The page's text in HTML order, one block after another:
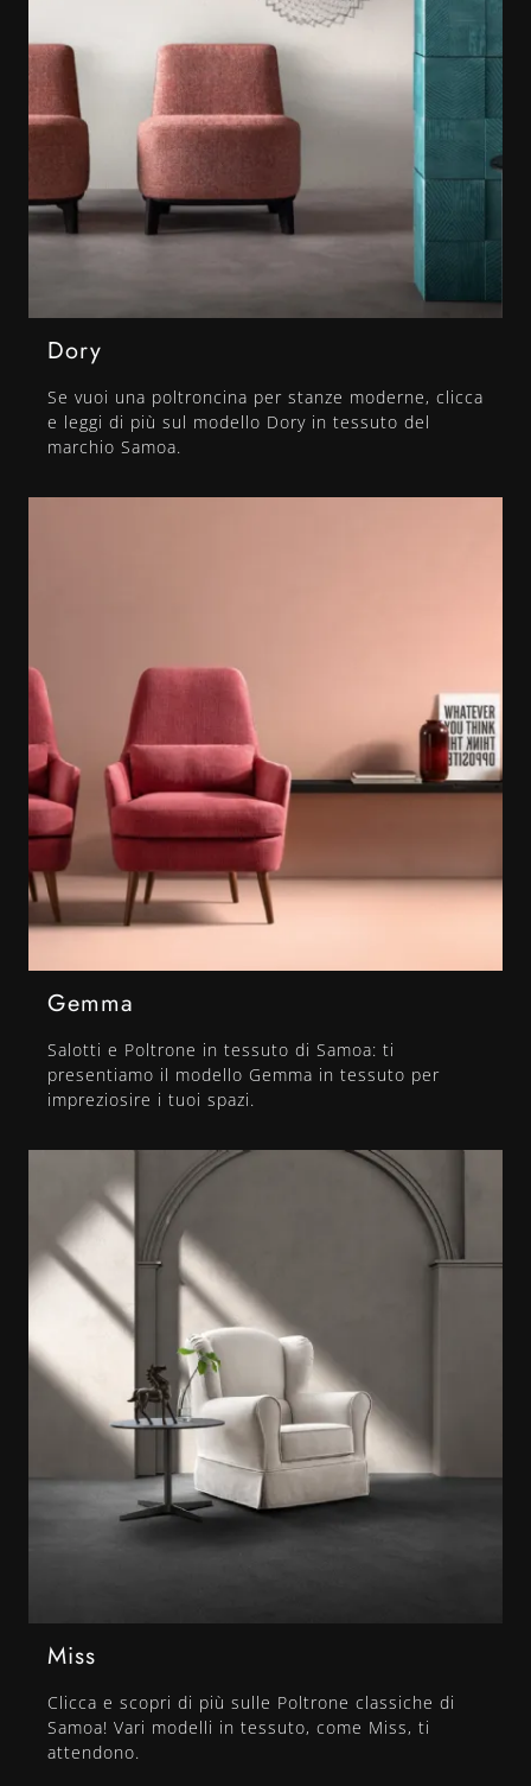
Dory
Se vuoi una poltroncina per stanze moderne, clicca
e leggi di più sul modello Dory in tessuto del
marchio Samoa.
Gemma
Salotti e Poltrone in tessuto di Samoa: ti
presentiamo il modello Gemma in tessuto per
impreziosire i tuoi spazi.
Miss
Clicca e scopri di più sulle Poltrone classiche di
Samoa! Vari modelli in tessuto, come Miss, ti
attendono.